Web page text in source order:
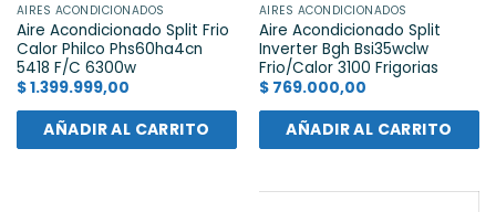
AIRES ACONDICIONADOS
Aire Acondicionado Split Frio
Calor Philco Phs60ha4cn
5418 F/C 6300w
$1.399.999,00
AÑADIR AL CARRITO
AIRES ACONDICIONADOS
Aire Acondicionado Split
Inverter Bgh Bsi35wclw
Frio/Calor 3100 Frigorias
$769.000,00
AÑADIR AL CARRITO